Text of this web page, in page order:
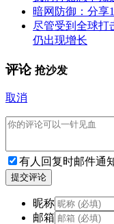
暗网防御：分享
尽管受到全球打
仍出现增长
评论 抢沙发
取消
有人回复时邮件通
提交评论
昵称
邮箱